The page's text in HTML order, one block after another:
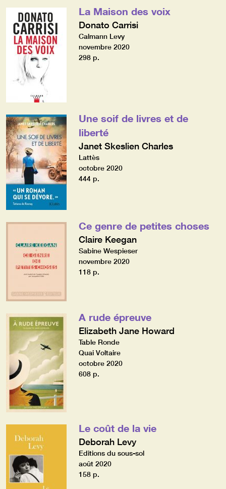
La Maison des voix
Donato Carrisi
Calmann Levy
novembre 2020
298 p.
Une soif de livres et de
liberté
Janet Skeslien Charles
Lattès
octobre 2020
444 p.
Ce genre de petites choses
Claire Keegan
Sabine Wespieser
novembre 2020
118 p.
A rude épreuve
Elizabeth Jane Howard
Table Ronde
Quai Voltaire
octobre 2020
608 p.
Le coût de la vie
Deborah Levy
Editions du sous-sol
août 2020
158 p.